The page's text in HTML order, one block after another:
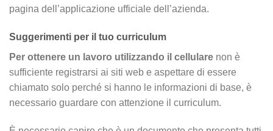
pagina dell’applicazione ufficiale dell’azienda.
Suggerimenti per il tuo curriculum
Per ottenere un lavoro utilizzando il cellulare non è
sufficiente registrarsi ai siti web e aspettare di essere
chiamato solo perché si hanno le informazioni di base, è
necessario guardare con attenzione il curriculum.